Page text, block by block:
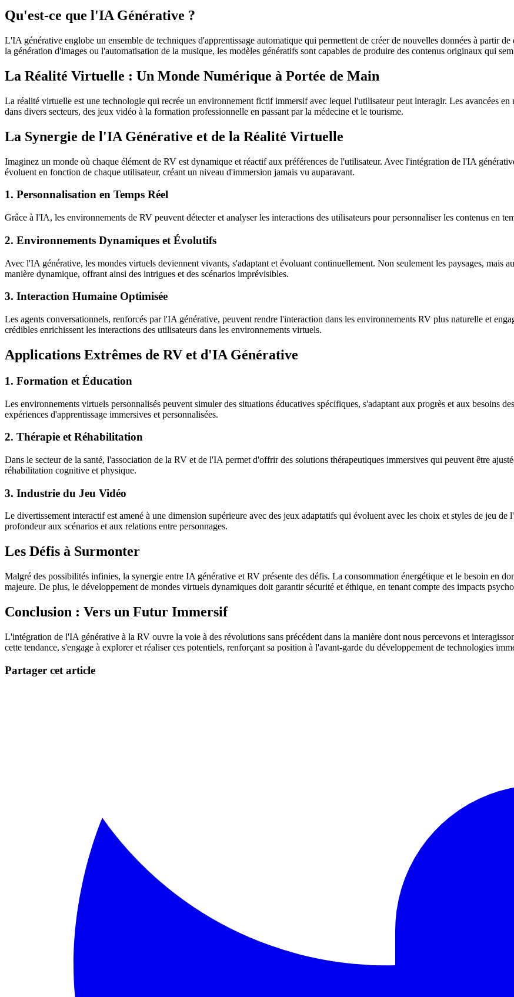
Qu'est-ce que l'IA Générative ?
L'IA générative englobe un ensemble de techniques d'apprentissage automatique qui permettent de créer de nouvelles données à partir
la génération d'images ou l'automatisation de la musique, les modèles génératifs sont capables de produire des contenus originaux qui
La Réalité Virtuelle : Un Monde Numérique à Portée de Main
La réalité virtuelle est une technologie qui recrée un environnement fictif immersif avec lequel l'utilisateur peut interagir. Les avancées
dans divers secteurs, des jeux vidéo à la formation professionnelle en passant par la médecine et le tourisme.
La Synergie de l'IA Générative et de la Réalité Virtuelle
Imaginez un monde où chaque élément de RV est dynamique et réactif aux préférences de l'utilisateur. Avec l'intégration de l'IA
évoluent en fonction de chaque utilisateur, créant un niveau d'immersion jamais vu auparavant.
1. Personnalisation en Temps Réel
Grâce à l'IA, les environnements de RV peuvent détecter et analyser les interactions des utilisateurs pour personnaliser les contenus en
2. Environnements Dynamiques et Évolutifs
Avec l'IA générative, les mondes virtuels deviennent vivants, s'adaptant et évoluant continuellement. Non seulement les paysages, mais
manière dynamique, offrant ainsi des intrigues et des scénarios imprévisibles.
3. Interaction Humaine Optimisée
Les agents conversationnels, renforcés par l'IA générative, peuvent rendre l'interaction dans les environnements RV plus naturelle et
crédibles enrichissent les interactions des utilisateurs dans les environnements virtuels.
Applications Extrêmes de RV et d'IA Générative
1. Formation et Éducation
Les environnements virtuels personnalisés peuvent simuler des situations éducatives spécifiques, s'adaptant aux progrès et aux besoins
expériences d'apprentissage immersives et personnalisées.
2. Thérapie et Réhabilitation
Dans le secteur de la santé, l'association de la RV et de l'IA permet d'offrir des solutions thérapeutiques immersives qui peuvent être
réhabilitation cognitive et physique.
3. Industrie du Jeu Vidéo
Le divertissement interactif est amené à une dimension supérieure avec des jeux adaptatifs qui évoluent avec les choix et styles de jeu
profondeur aux scénarios et aux relations entre personnages.
Les Défis à Surmonter
Malgré des possibilités infinies, la synergie entre IA générative et RV présente des défis. La consommation énergétique et le besoin en
majeure. De plus, le développement de mondes virtuels dynamiques doit garantir sécurité et éthique, en tenant compte des impacts
Conclusion : Vers un Futur Immersif
L'intégration de l'IA générative à la RV ouvre la voie à des révolutions sans précédent dans la manière dont nous percevons et
cette tendance, s'engage à explorer et réaliser ces potentiels, renforçant sa position à l'avant-garde du développement de technologies
Partager cet article